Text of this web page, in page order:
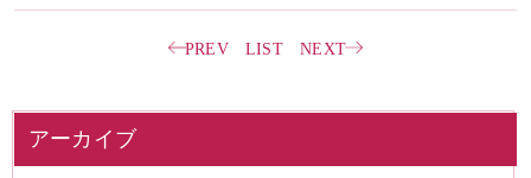
PREV LIST NEXT
アーカイブ